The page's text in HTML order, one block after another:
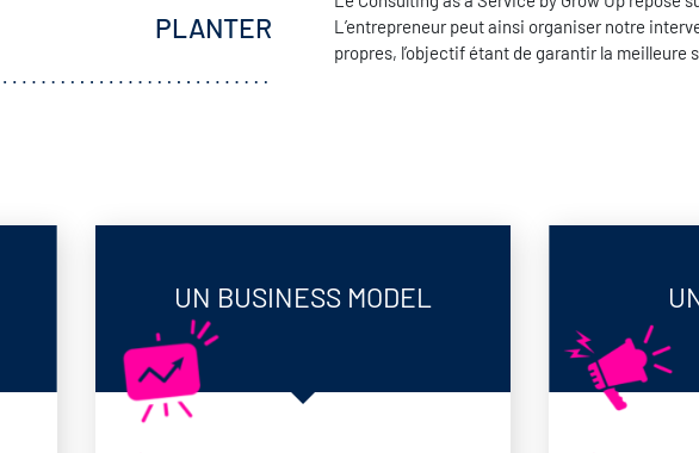
PLANTER
L’entrepreneur peut ainsi organiser notre
propres, l’objectif étant de garantir la meilleure
UN BUSINESS MODEL